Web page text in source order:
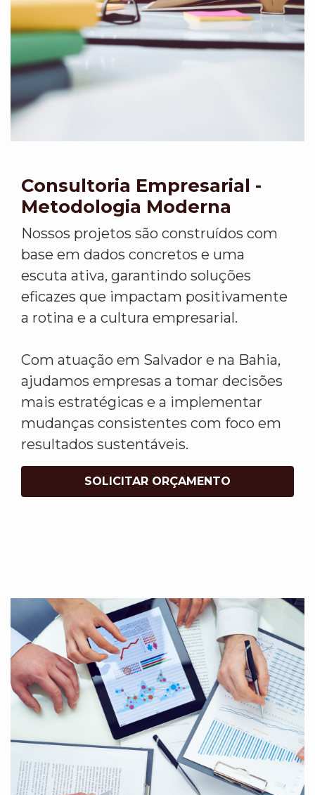
Consultoria Empresarial -
Metodologia Moderna
Nossos projetos são construídos com
base em dados concretos e uma
escuta ativa, garantindo soluções
eficazes que impactam positivamente
a rotina e a cultura empresarial.
Com atuação em Salvador e na Bahia,
ajudamos empresas a tomar decisões
mais estratégicas e a implementar
mudanças consistentes com foco em
resultados sustentáveis.
SOLICITAR ORÇAMENTO